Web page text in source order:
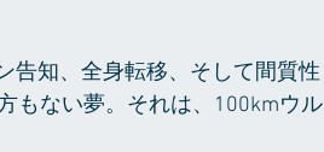
告知、全身転移、そして間質性
もない夢。それは、100kmウル